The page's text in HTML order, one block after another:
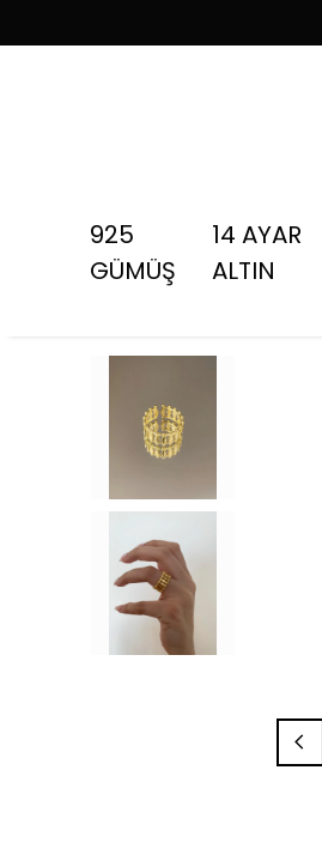
925
GÜMÜŞ
14 AYAR
ALTIN